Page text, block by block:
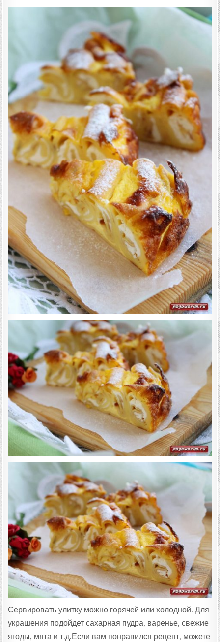
Сервировать улитку можно горячей или холодной. Для
украшения подойдет сахарная пудра, варенье, свежие
ягоды, мята и т.д.Если вам понравился рецепт, можете